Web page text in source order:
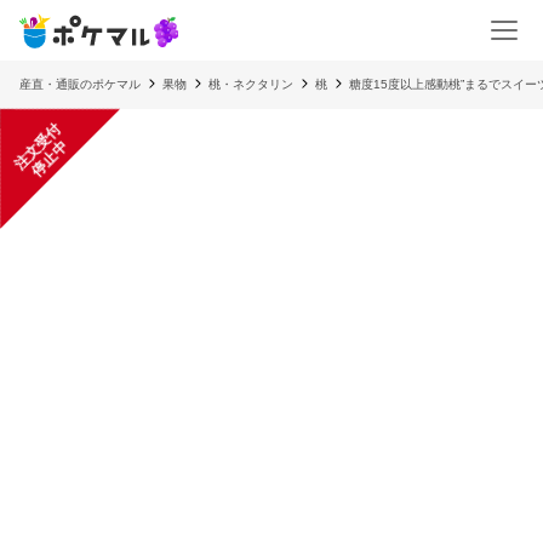
産直・通販のポケマル 果物 桃・ネクタリン 桃 糖度15度以上感動桃”まるでスイー
注
文
受
付
停
止
中